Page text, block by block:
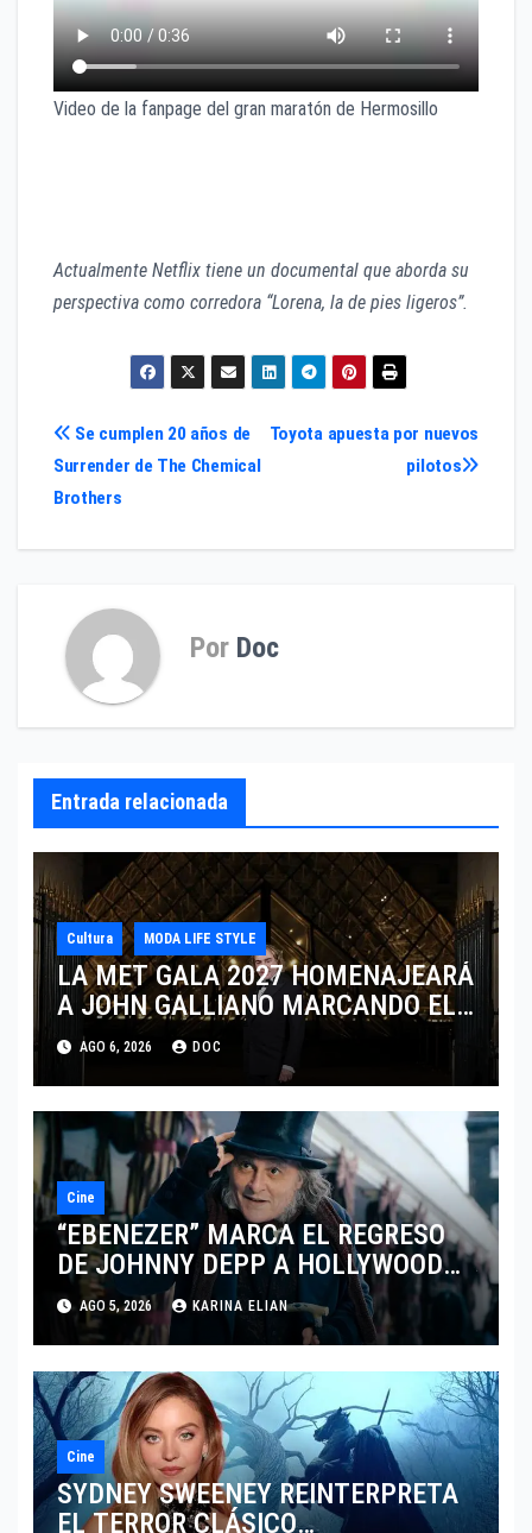
Video de la fanpage del gran maratón de Hermosillo
Actualmente Netflix tiene un documental que aborda su
perspectiva como corredora “Lorena, la de pies ligeros”.
Navegación
de
entradas
Toyota apuesta por nuevos
pilotos
Se cumplen 20 años de
Surrender de The Chemical
Brothers
Por Doc
Entrada relacionada
Cultura MODA LIFE STYLE
LA MET GALA 2027 HOMENAJEARÁ
A JOHN GALLIANO MARCANDO EL
REGRESO DEL REY DEL
DRAMATISMO
AGO 6, 2026 DOC
Cine
“EBENEZER” MARCA EL REGRESO
DE JOHNNY DEPP A HOLLYWOOD
TRAS SU PASO POR EL CINE
INDEPENDIENTE EUROPEO
AGO 5, 2026 KARINA ELIAN
Cine
SYDNEY SWEENEY REINTERPRETA
EL TERROR CLÁSICO